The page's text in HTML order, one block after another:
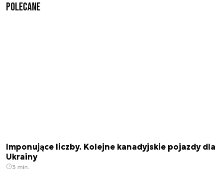
Polecane
Imponujące liczby. Kolejne kanadyjskie pojazdy dla
Ukrainy
3 min.